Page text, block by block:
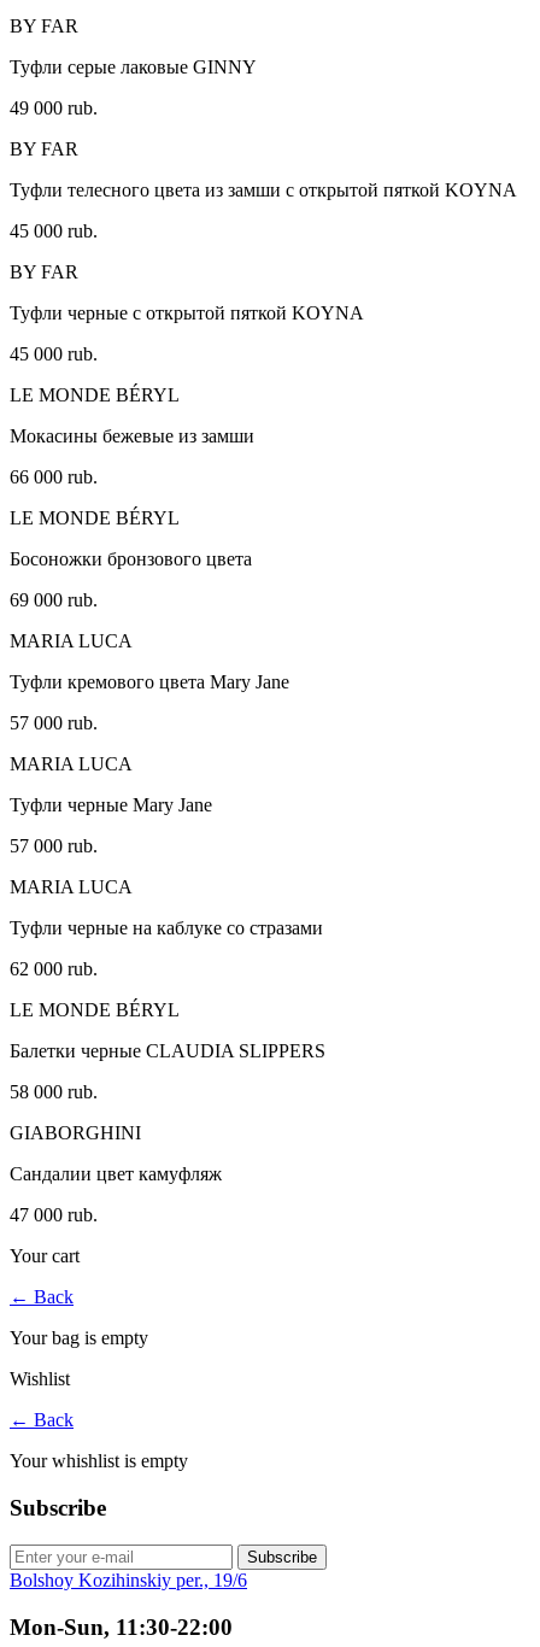
BY FAR
Туфли серые лаковые GINNY
49 000 rub.
BY FAR
Туфли телесного цвета из замши с открытой пяткой KOYNA
45 000 rub.
BY FAR
Туфли черные с открытой пяткой KOYNA
45 000 rub.
LE MONDE BÉRYL
Мокасины бежевые из замши
66 000 rub.
LE MONDE BÉRYL
Босоножки бронзового цвета
69 000 rub.
MARIA LUCA
Туфли кремового цвета Mary Jane
57 000 rub.
MARIA LUCA
Туфли черные Mary Jane
57 000 rub.
MARIA LUCA
Туфли черные на каблуке со стразами
62 000 rub.
LE MONDE BÉRYL
Балетки черные CLAUDIA SLIPPERS
58 000 rub.
GIABORGHINI
Сандалии цвет камуфляж
47 000 rub.
Your cart
← Back
Your bag is empty
Wishlist
← Back
Your whishlist is empty
Subscribe
Subscribe
Bolshoy Kozihinskiy per., 19/6
Mon-Sun, 11:30-22:00